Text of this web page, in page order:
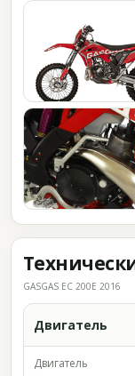
GASGAS EC 200E 2016
Двигатель
Двигатель